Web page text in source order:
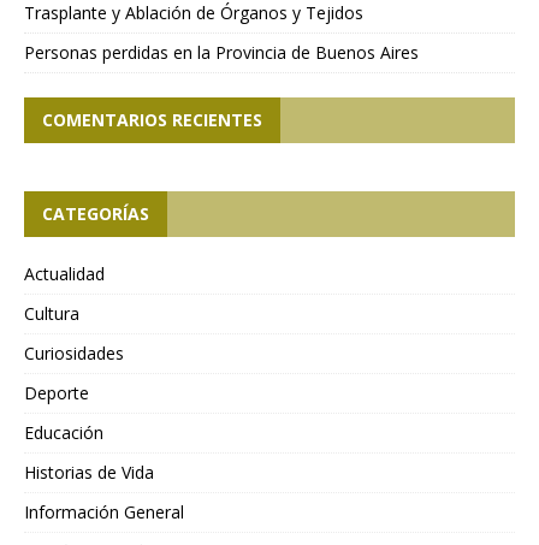
Trasplante y Ablación de Órganos y Tejidos
Personas perdidas en la Provincia de Buenos Aires
COMENTARIOS RECIENTES
CATEGORÍAS
Actualidad
Cultura
Curiosidades
Deporte
Educación
Historias de Vida
Información General